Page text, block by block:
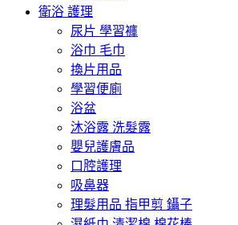
衛浴 護理
尿片 學習褲
浴巾 毛巾
換片用品
學習便廁
浴盆
沐浴露 洗髮露
嬰兒護膚品
口腔護理
吸鼻器
理髮用品 指甲剪 鑷子